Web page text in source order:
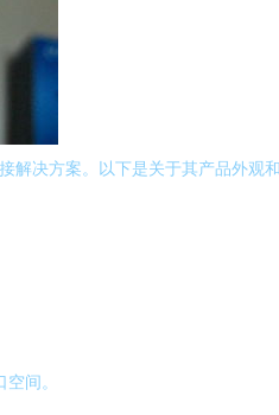
决方案。以下是关于其产品外观
间。